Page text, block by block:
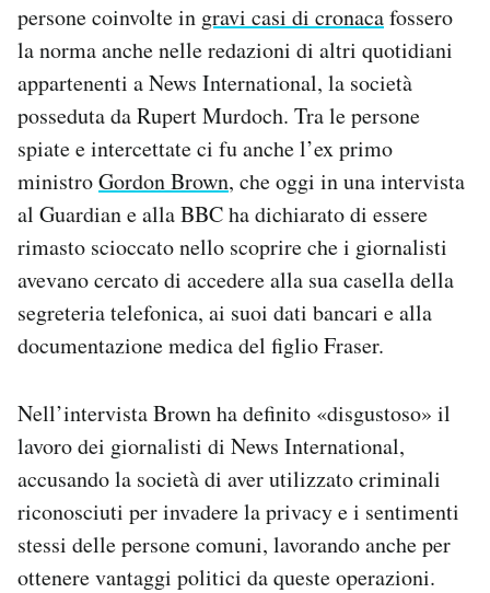
CALENDARIO
AREA PERSONALE
Area Personale
Regala il Post
Hai bisogno di aiuto?
Esci
persone coinvolte in gravi casi di cronacafossero
la norma anche nelle redazioni di altri quotidiani
appartenenti a News International, la società
posseduta da Rupert Murdoch. Tra le persone
spiate e intercettate ci fu anche l’ex primo
ministroGordon Brown, che oggi in una intervista
al Guardian e alla BBC ha dichiarato di essere
rimasto scioccato nello scoprire che i giornalisti
avevano cercato di accedere alla sua casella della
segreteria telefonica, ai suoi dati bancari e alla
documentazione medica del figlio Fraser.
Nell’intervista Brown ha definito «disgustoso» il
lavoro dei giornalisti di News International,
accusando la società di aver utilizzato criminali
riconosciuti per invadere la privacy e i sentimenti
stessi delle persone comuni, lavorando anche per
ottenere vantaggi politici da queste operazioni.